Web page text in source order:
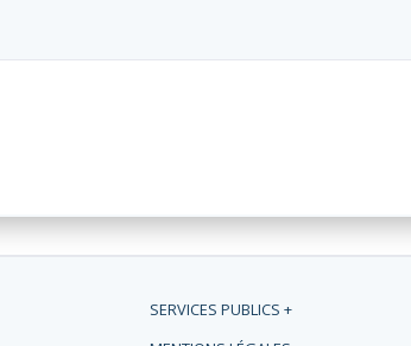
SERVICES PUBLICS +